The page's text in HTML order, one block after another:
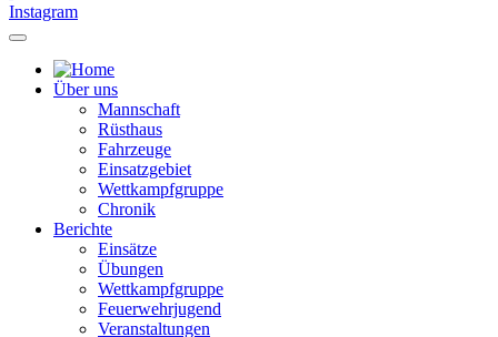
Instagram
Über uns
Mannschaft
Rüsthaus
Fahrzeuge
Einsatzgebiet
Wettkampfgruppe
Chronik
Berichte
Einsätze
Übungen
Wettkampfgruppe
Feuerwehrjugend
Veranstaltungen